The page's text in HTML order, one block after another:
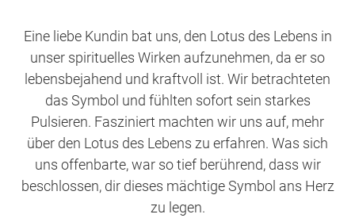
Eine liebe Kundin bat uns, den Lotus des Lebens in
unser spirituelles Wirken aufzunehmen, da er so
lebensbejahend und kraftvoll ist. Wir betrachteten
das Symbol und fühlten sofort sein starkes
Pulsieren. Fasziniert machten wir uns auf, mehr
über den Lotus des Lebens zu erfahren. Was sich
uns offenbarte, war so tief berührend, dass wir
beschlossen, dir dieses mächtige Symbol ans Herz
zu legen.